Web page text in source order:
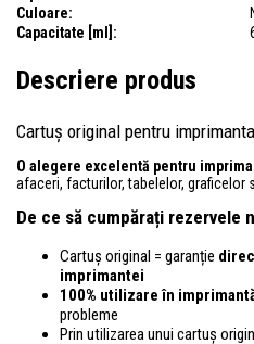
Culoare:
Capacitate [ml]:
Descriere produs
Cartuș original pentru
O alegere excelentă pentru
afaceri, facturilor, tabelelor, graficelor
De ce să cumpărați rezervele
Cartuș original = garanție
imprimantei
100% utilizare în
probleme
Prin utilizarea unui cartuș